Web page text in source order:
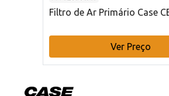
Filtro de Ar Primário Case
Ver Preço